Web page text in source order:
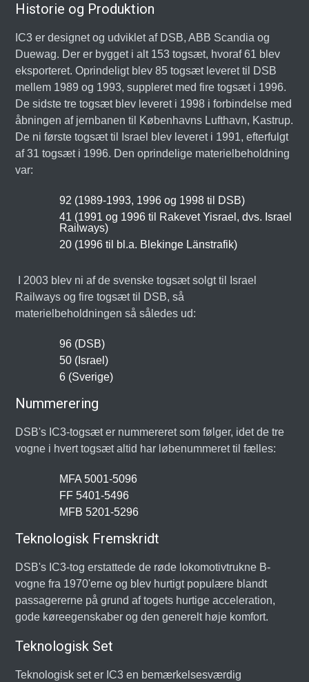
Historie og Produktion
IC3 er designet og udviklet af DSB, ABB Scandia og
Duewag. Der er bygget i alt 153 togsæt, hvoraf 61 blev
eksporteret. Oprindeligt blev 85 togsæt leveret til DSB
mellem 1989 og 1993, suppleret med fire togsæt i 1996.
De sidste tre togsæt blev leveret i 1998 i forbindelse med
åbningen af jernbanen til Københavns Lufthavn, Kastrup.
De ni første togsæt til Israel blev leveret i 1991, efterfulgt
af 31 togsæt i 1996. Den oprindelige materielbeholdning
var:
92 (1989-1993, 1996 og 1998 til DSB)
41 (1991 og 1996 til Rakevet Yisrael, dvs. Israel
Railways)
20 (1996 til bl.a. Blekinge Länstrafik)
I 2003 blev ni af de svenske togsæt solgt til Israel
Railways og fire togsæt til DSB, så
materielbeholdningen så således ud:
96 (DSB)
50 (Israel)
6 (Sverige)
Nummerering
DSB's IC3-togsæt er nummereret som følger, idet de tre
vogne i hvert togsæt altid har løbenummeret til fælles:
MFA 5001-5096
FF 5401-5496
MFB 5201-5296
Teknologisk Fremskridt
DSB's IC3-tog erstattede de røde lokomotivtrukne B-
vogne fra 1970'erne og blev hurtigt populære blandt
passagererne på grund af togets hurtige acceleration,
gode køreegenskaber og den generelt høje komfort.
Teknologisk Set
Teknologisk set er IC3 en bemærkelsesværdig